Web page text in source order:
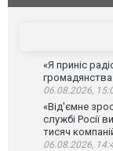
атаку.
«Я приніс
громадянства
06.08.2026,
«Від'ємне
службі Росії
тисяч
06.08.2026,